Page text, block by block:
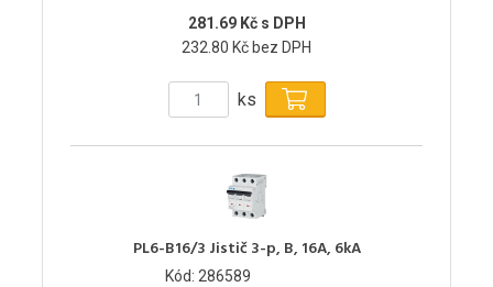
281.69 Kč s DPH
232.80 Kč bez DPH
ks
PL6-B16/3 Jistič 3-p, B, 16A, 6kA
Kód: 286589